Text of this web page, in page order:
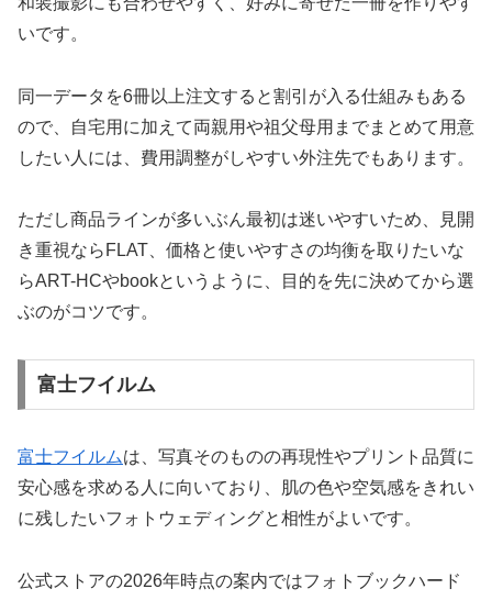
いです。
同一データを6冊以上注文すると割引が入る仕組みもある
ので、自宅用に加えて両親用や祖父母用までまとめて用意
したい人には、費用調整がしやすい外注先でもあります。
ただし商品ラインが多いぶん最初は迷いやすいため、見開
き重視ならFLAT、価格と使いやすさの均衡を取りたいな
らART-HCやbookというように、目的を先に決めてから選
ぶのがコツです。
富士フイルム
富士フイルムは、写真そのものの再現性やプリント品質に
安心感を求める人に向いており、肌の色や空気感をきれい
に残したいフォトウェディングと相性がよいです。
公式ストアの2026年時点の案内ではフォトブックハード